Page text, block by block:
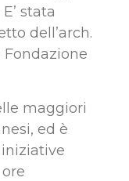
stata
dell’arch.
Fondazione
maggiori
ed è